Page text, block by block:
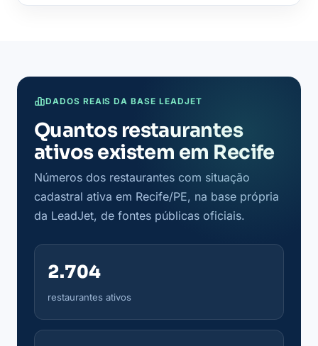
DADOS REAIS DA BASE LEADJET
Quantos restaurantes
ativos existem em Recife
Números dos restaurantes com situação
cadastral ativa em Recife/PE, na base própria
da LeadJet, de fontes públicas oficiais.
2.704
restaurantes ativos